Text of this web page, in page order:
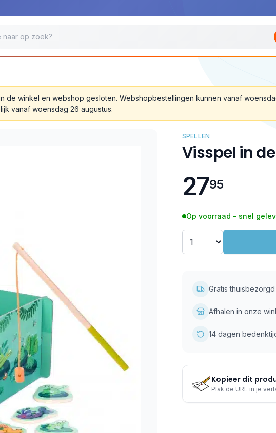
de winkel en webshop gesloten. Webshopbestellingen kunnen vanaf
vanaf woensdag 26 augustus.
SPELLEN
Visspel in
2795
Op voorraad - snel
Gratis
Afhalen in onze
14 dagen
Kopieer dit
Plak de URL in je